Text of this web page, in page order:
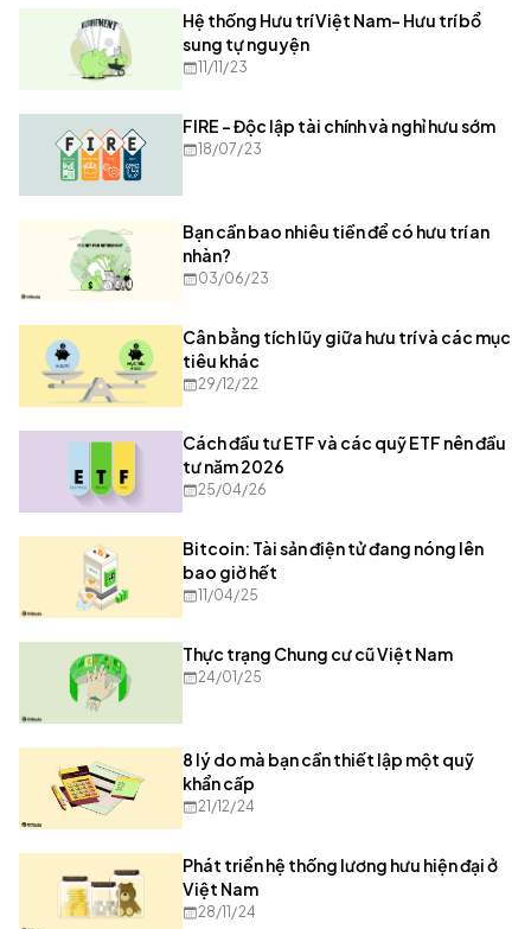
Hệ thống Hưu trí Việt Nam- Hưu trí bổ
sung tự nguyện
11/11/23
FIRE - Độc lập tài chính và nghỉ hưu sớm
18/07/23
Bạn cần bao nhiêu tiền để có hưu trí an
nhàn?
03/06/23
Cân bằng tích lũy giữa hưu trí và các mục
tiêu khác
29/12/22
Cách đầu tư ETF và các quỹ ETF nên đầu
tư năm 2026
25/04/26
Bitcoin: Tài sản điện tử đang nóng lên
bao giờ hết
11/04/25
Thực trạng Chung cư cũ Việt Nam
24/01/25
8 lý do mà bạn cần thiết lập một quỹ
khẩn cấp
21/12/24
Phát triển hệ thống lương hưu hiện đại ở
Việt Nam
28/11/24